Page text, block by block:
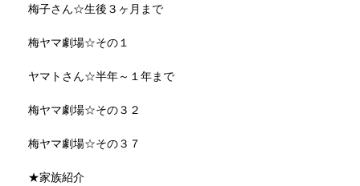
梅子さん☆生後３ヶ月まで
梅ヤマ劇場☆その１
ヤマトさん☆半年～１年まで
梅ヤマ劇場☆その３２
梅ヤマ劇場☆その３７
★家族紹介